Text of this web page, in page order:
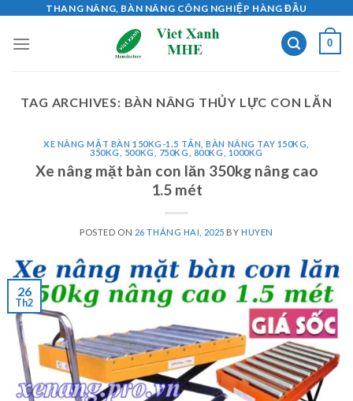
content
THANG NÂNG, BÀN NÂNG CÔNG NGHIỆP HÀNG ĐẦU
0
TAG ARCHIVES: BÀN NÂNG THỦY LỰC CON LĂN
XE NÂNG MẶT BÀN 150KG-1.5 TẤN ,BÀN NÂNG TAY 150KG,
350KG, 500KG, 750KG, 800KG, 1000KG
Xe nâng mặt bàn con lăn 350kg nâng cao
1.5 mét
POSTED ON 26 THÁNG HAI, 2025 BYHUYEN
26
Th2